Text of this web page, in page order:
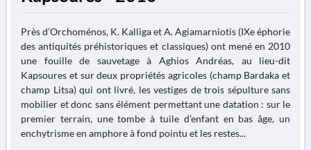
Près d’Orchoménos, K. Kalliga et A. Agiamarniotis (IXe éphorie
des antiquités préhistoriques et classiques) ont mené en 2010
une fouille de sauvetage à Aghios Andréas, au lieu-dit
Kapsoures et sur deux propriétés agricoles (champ Bardaka et
champ Litsa) qui ont livré, les vestiges de trois sépulture sans
mobilier et donc sans élément permettant une datation : sur le
premier terrain, une tombe à tuile d’enfant en bas âge, un
enchytrisme en amphore à fond pointu et les restes...